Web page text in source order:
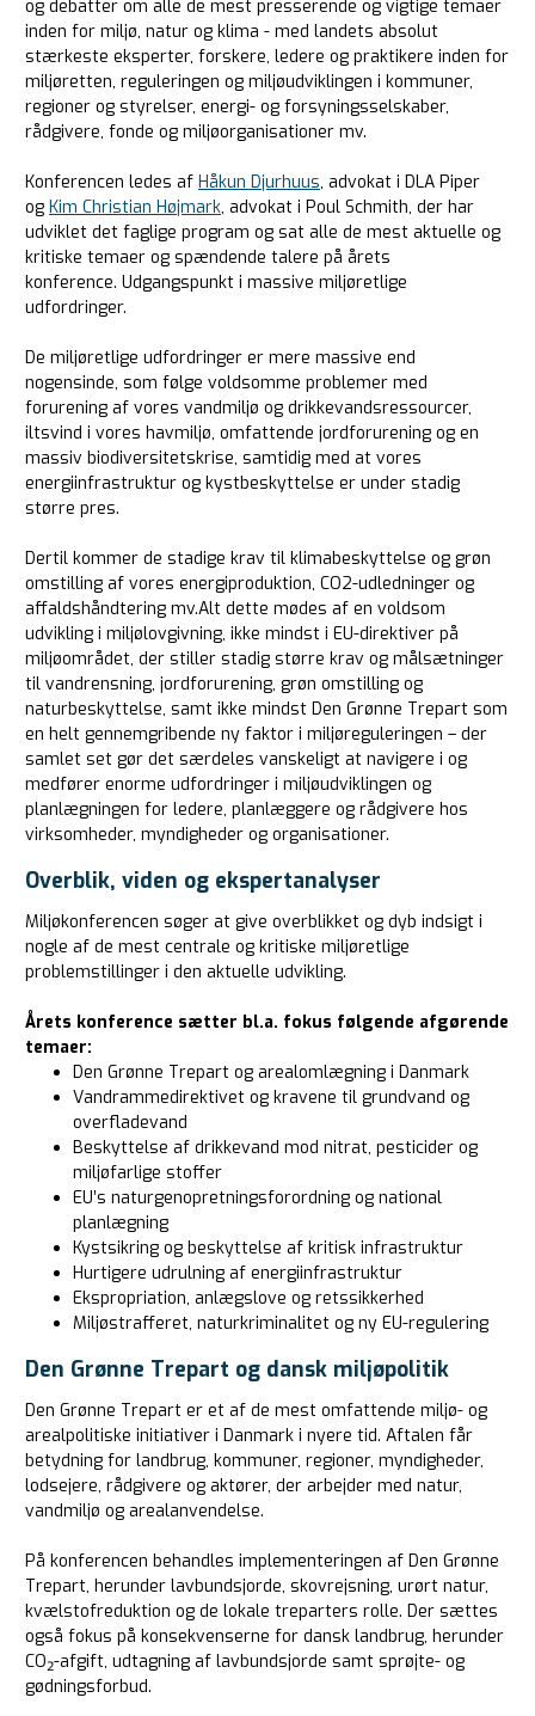
og debatter om alle de mest presserende og vigtige temaer
inden for miljø, natur og klima - med landets absolut
stærkeste eksperter, forskere, ledere og praktikere inden for
miljøretten, reguleringen og miljøudviklingen i kommuner,
regioner og styrelser, energi- og forsyningsselskaber,
rådgivere, fonde og miljøorganisationer mv.
Konferencen ledes af Håkun Djurhuus, advokat i DLA Piper
og Kim Christian Højmark, advokat i Poul Schmith, der har
udviklet det faglige program og sat alle de mest aktuelle og
kritiske temaer og spændende talere på årets
konference. Udgangspunkt i massive miljøretlige
udfordringer.
De miljøretlige udfordringer er mere massive end
nogensinde, som følge voldsomme problemer med
forurening af vores vandmiljø og drikkevandsressourcer,
iltsvind i vores havmiljø, omfattende jordforurening og en
massiv biodiversitetskrise, samtidig med at vores
energiinfrastruktur og kystbeskyttelse er under stadig
større pres.
Dertil kommer de stadige krav til klimabeskyttelse og grøn
omstilling af vores energiproduktion, CO2-udledninger og
affaldshåndtering mv.Alt dette mødes af en voldsom
udvikling i miljølovgivning, ikke mindst i EU-direktiver på
miljøområdet, der stiller stadig større krav og målsætninger
til vandrensning, jordforurening, grøn omstilling og
naturbeskyttelse, samt ikke mindst Den Grønne Trepart som
en helt gennemgribende ny faktor i miljøreguleringen – der
samlet set gør det særdeles vanskeligt at navigere i og
medfører enorme udfordringer i miljøudviklingen og
planlægningen for ledere, planlæggere og rådgivere hos
virksomheder, myndigheder og organisationer.
Overblik, viden og ekspertanalyser
Miljøkonferencen søger at give overblikket og dyb indsigt i
nogle af de mest centrale og kritiske miljøretlige
problemstillinger i den aktuelle udvikling.
Årets konference sætter bl.a. fokus følgende afgørende
temaer:
Den Grønne Trepart og arealomlægning i Danmark
Vandrammedirektivet og kravene til grundvand og
overfladevand
Beskyttelse af drikkevand mod nitrat, pesticider og
miljøfarlige stoffer
EU’s naturgenopretningsforordning og national
planlægning
Kystsikring og beskyttelse af kritisk infrastruktur
Hurtigere udrulning af energiinfrastruktur
Ekspropriation, anlægslove og retssikkerhed
Miljøstrafferet, naturkriminalitet og ny EU-regulering
Den Grønne Trepart og dansk miljøpolitik
Den Grønne Trepart er et af de mest omfattende miljø- og
arealpolitiske initiativer i Danmark i nyere tid. Aftalen får
betydning for landbrug, kommuner, regioner, myndigheder,
lodsejere, rådgivere og aktører, der arbejder med natur,
vandmiljø og arealanvendelse.
På konferencen behandles implementeringen af Den Grønne
Trepart, herunder lavbundsjorde, skovrejsning, urørt natur,
kvælstofreduktion og de lokale treparters rolle. Der sættes
også fokus på konsekvenserne for dansk landbrug, herunder
CO₂-afgift, udtagning af lavbundsjorde samt sprøjte- og
gødningsforbud.